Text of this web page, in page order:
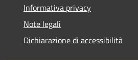
Informativa privacy
Note legali
Dichiarazione di accessibilità